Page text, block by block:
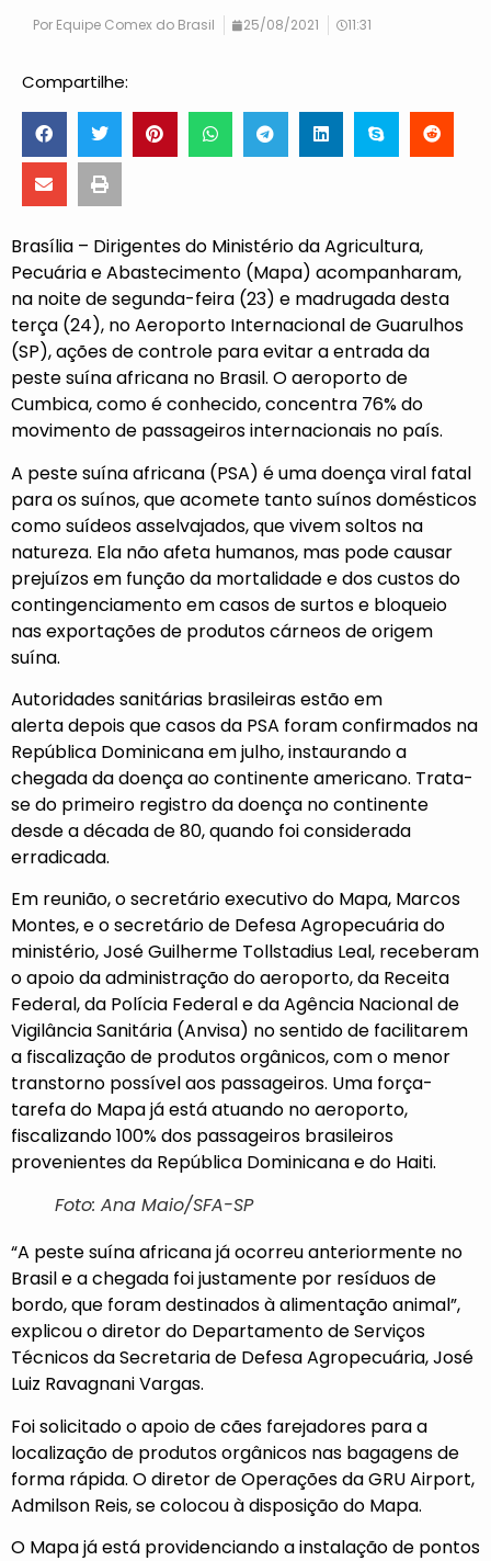
Por Equipe Comex do Brasil 25/08/2021 11:31
Compartilhe:
Brasília – Dirigentes do Ministério da Agricultura,
Pecuária e Abastecimento (Mapa) acompanharam,
na noite de segunda-feira (23) e madrugada desta
terça (24), no Aeroporto Internacional de Guarulhos
(SP), ações de controle para evitar a entrada da
peste suína africana no Brasil. O aeroporto de
Cumbica, como é conhecido, concentra 76% do
movimento de passageiros internacionais no país.
A peste suína africana (PSA) é uma doença viral fatal
para os suínos, que acomete tanto suínos domésticos
como suídeos asselvajados, que vivem soltos na
natureza. Ela não afeta humanos, mas pode causar
prejuízos em função da mortalidade e dos custos do
contingenciamento em casos de surtos e bloqueio
nas exportações de produtos cárneos de origem
suína.
Autoridades sanitárias brasileirasestão em
alertadepois que casos da PSA foram confirmados na
República Dominicana em julho, instaurando a
chegada da doença ao continente americano. Trata-
se do primeiro registro da doença no continente
desde a década de 80, quando foi considerada
erradicada.
Em reunião, o secretário executivo do Mapa, Marcos
Montes, e o secretário de Defesa Agropecuária do
ministério, José Guilherme Tollstadius Leal, receberam
o apoio da administração do aeroporto, da Receita
Federal, da Polícia Federal e da Agência Nacional de
Vigilância Sanitária (Anvisa) no sentido de facilitarem
a fiscalização de produtos orgânicos, com o menor
transtorno possível aos passageiros. Uma força-
tarefa do Mapa já está atuando no aeroporto,
fiscalizando 100% dos passageiros brasileiros
provenientes da República Dominicana e do Haiti.
Foto: Ana Maio/SFA-SP
“A peste suína africana já ocorreu anteriormente no
Brasil e a chegada foi justamente por resíduos de
bordo, que foram destinados à alimentação animal”,
explicou o diretor do Departamento de Serviços
Técnicos da Secretaria de Defesa Agropecuária, José
Luiz Ravagnani Vargas.
Foi solicitado o apoio de cães farejadores para a
localização de produtos orgânicos nas bagagens de
forma rápida. O diretor de Operações da GRU Airport,
Admilson Reis, se colocou à disposição do Mapa.
O Mapa já está providenciando a instalação de pontos